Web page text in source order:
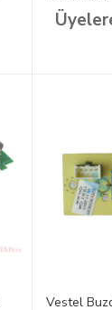
(Yeni Tip
Soğutucu
Vestel